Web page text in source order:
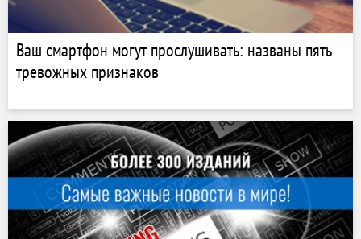
Ваш смартфон могут прослушивать: названы пять
тревожных признаков